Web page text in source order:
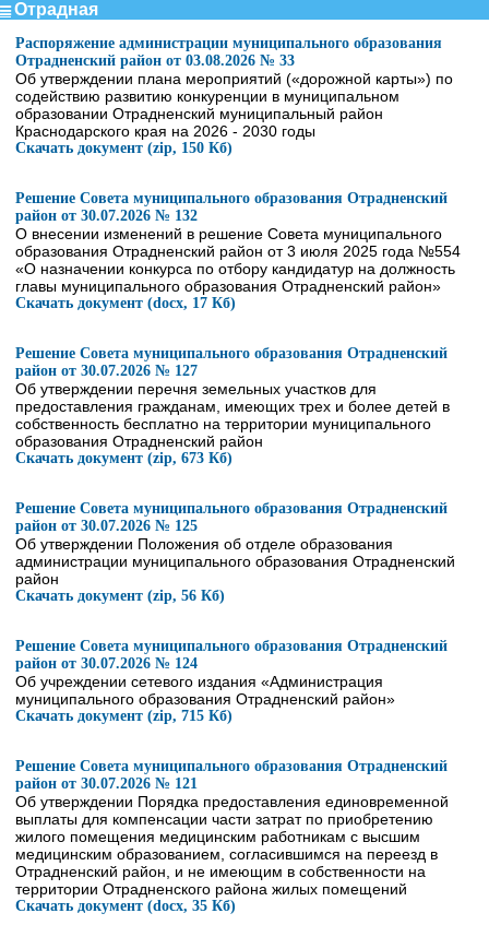
Отрадная
Распоряжение администрации муниципального образования
Отрадненский район от 03.08.2026 № 33
Об утверждении плана мероприятий («дорожной карты») по
содействию развитию конкуренции в муниципальном
образовании Отрадненский муниципальный район
Краснодарского края на 2026 - 2030 годы
Скачать документ (zip, 150 Кб)
Решение Совета муниципального образования Отрадненский
район от 30.07.2026 № 132
О внесении изменений в решение Совета муниципального
образования Отрадненский район от 3 июля 2025 года №554
«О назначении конкурса по отбору кандидатур на должность
главы муниципального образования Отрадненский район»
Скачать документ (docx, 17 Кб)
Решение Совета муниципального образования Отрадненский
район от 30.07.2026 № 127
Об утверждении перечня земельных участков для
предоставления гражданам, имеющих трех и более детей в
собственность бесплатно на территории муниципального
образования Отрадненский район
Скачать документ (zip, 673 Кб)
Решение Совета муниципального образования Отрадненский
район от 30.07.2026 № 125
Об утверждении Положения об отделе образования
администрации муниципального образования Отрадненский
район
Скачать документ (zip, 56 Кб)
Решение Совета муниципального образования Отрадненский
район от 30.07.2026 № 124
Об учреждении сетевого издания «Администрация
муниципального образования Отрадненский район»
Скачать документ (zip, 715 Кб)
Решение Совета муниципального образования Отрадненский
район от 30.07.2026 № 121
Об утверждении Порядка предоставления единовременной
выплаты для компенсации части затрат по приобретению
жилого помещения медицинским работникам с высшим
медицинским образованием, согласившимся на переезд в
Отрадненский район, и не имеющим в собственности на
территории Отрадненского района жилых помещений
Скачать документ (docx, 35 Кб)